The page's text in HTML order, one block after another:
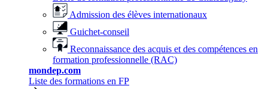
Admission des élèves internationaux
Guichet-conseil
Reconnaissance des acquis et des compétences en
formation professionnelle (RAC)
mondep.com
Liste des formations en FP